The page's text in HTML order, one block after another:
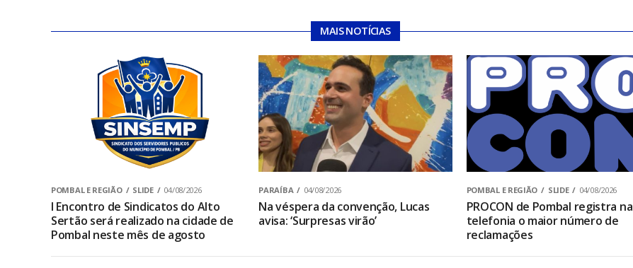
MAIS NOTÍCIAS
POMBAL E REGIÃO SLIDE 04/08/2026
I Encontro de Sindicatos do Alto
Sertão será realizado na cidade de
Pombal neste mês de agosto
PARAÍBA 04/08/2026
Na véspera da convenção, Lucas
avisa: ‘Surpresas virão’
POMBAL E REGIÃO SLIDE 04/08/2026
PROCON de Pombal registra na
telefonia o maior número de
reclamações